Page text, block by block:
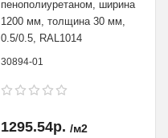
пенополиуретаном, ширина
1200 мм, толщина 30 мм,
0.5/0.5, RAL1014
30894-01
1295.54р. /м2